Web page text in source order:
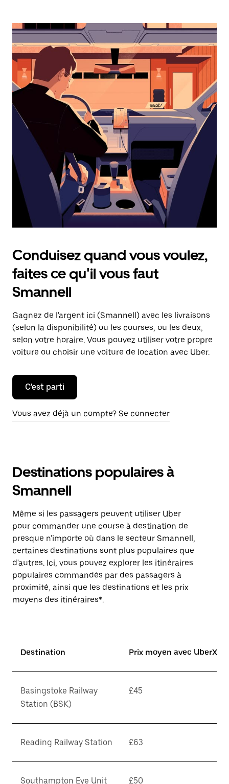
bas
interagir
avec
calendrier
et
sélectionner
une
date.
Appuyez
d'échappement
pour
fermer
calendrier.
Conduisez quand vous voulez,
faites ce qu'il vous faut
Smannell
Gagnez de l'argent ici (Smannell) avec les livraisons
(selon la disponibilité) ou les courses, ou les deux,
selon votre horaire. Vous pouvez utiliser votre propre
voiture ou choisir une voiture de location avec Uber.
C'est parti
Vous avez déjà un compte? Se connecter
Destinations populaires à
Smannell
Même si les passagers peuvent utiliser Uber
pour commander une course à destination de
presque n'importe où dans le secteur Smannell,
certaines destinations sont plus populaires que
d'autres. Ici, vous pouvez explorer les itinéraires
populaires commandés par des passagers à
proximité, ainsi que les destinations et les prix
moyens des itinéraires*.
Destination Prix moyen avec UberX*
Basingstoke Railway
Station (BSK)
£45
Reading Railway Station £63
Southampton Eye Unit £50